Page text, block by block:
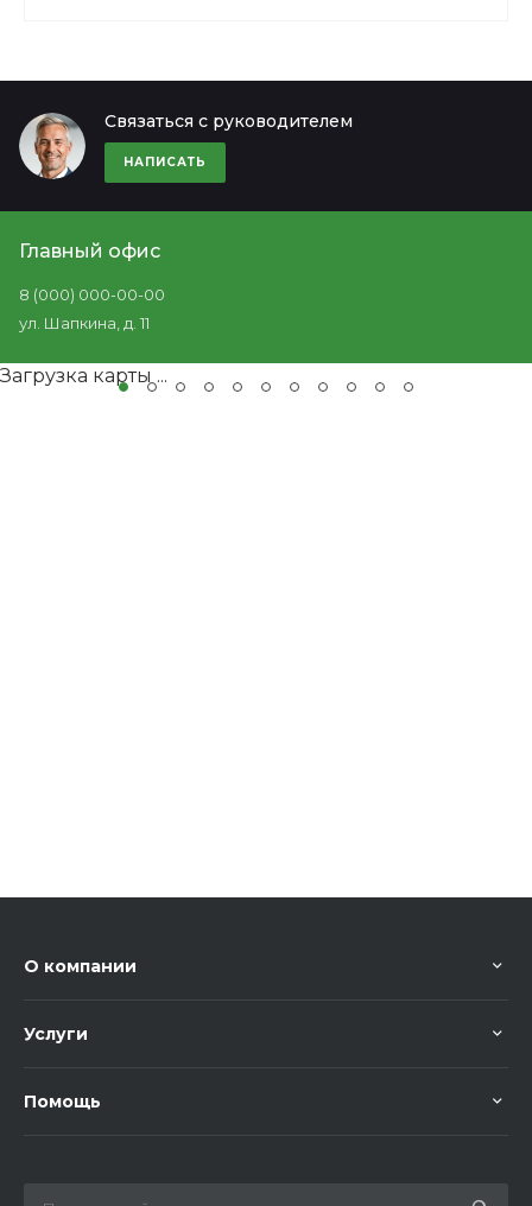
Связаться с руководителем
НАПИСАТЬ
Главный офис
8 (000) 000-00-00
ул. Шапкина, д. 11
Загрузка карты ...
О компании
Услуги
Помощь